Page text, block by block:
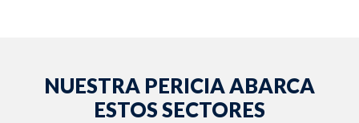
NUESTRA PERICIA ABARCA
ESTOS SECTORES